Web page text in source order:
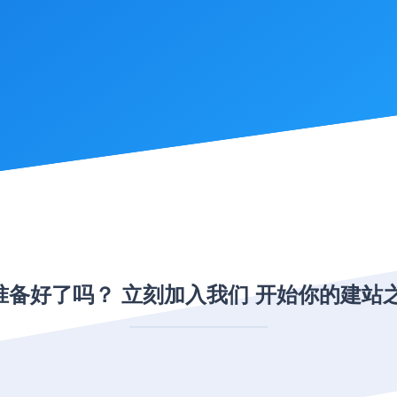
备好了吗？ 立刻加入我们 开始你的建站